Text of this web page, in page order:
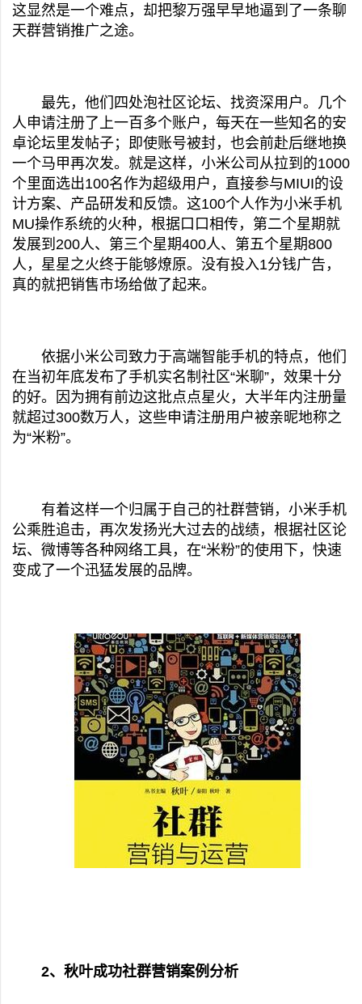
这显然是一个难点，却把黎万强早早地逼到了一条聊
天群营销推广之途。
最先，他们四处泡社区论坛、找资深用户。几个
人申请注册了上一百多个账户，每天在一些知名的安
卓论坛里发帖子；即使账号被封，也会前赴后继地换
一个马甲再次发。就是这样，小米公司从拉到的1000
个里面选出100名作为超级用户，直接参与MIUI的设
计方案、产品研发和反馈。这100个人作为小米手机
MU操作系统的火种，根据口口相传，第二个星期就
发展到200人、第三个星期400人、第五个星期800
人，星星之火终于能够燎原。没有投入1分钱广告，
真的就把销售市场给做了起来。
依据小米公司致力于高端智能手机的特点，他们
在当初年底发布了手机实名制社区“米聊”，效果十分
的好。因为拥有前边这批点点星火，大半年内注册量
就超过300数万人，这些申请注册用户被亲昵地称之
为“米粉”。
有着这样一个归属于自己的社群营销，小米手机
公乘胜追击，再次发扬光大过去的战绩，根据社区论
坛、微博等各种网络工具，在“米粉”的使用下，快速
变成了一个迅猛发展的品牌。
2、秋叶成功社群营销案例分析